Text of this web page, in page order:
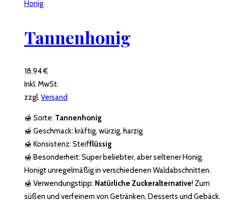
Honig
Tannenhonig
18,94€
Inkl. MwSt.
zzgl.Versand
🍯 Sorte: Tannenhonig
🍯 Geschmack: kräftig, würzig, harzig
🍯 Konsistenz:Steifflüssig
🍯 Besonderheit: Super beliebter, aber seltener Honig.
Honigt unregelmäßig in verschiedenen Waldabschnitten.
🍯 Verwendungstipp: Natürliche Zuckeralternative! Zum
süßen und verfeinern von Getränken, Desserts und Gebäck.